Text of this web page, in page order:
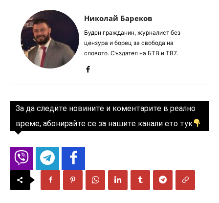
Николай Бареков
Буден гражданин, журналист без
цензура и борец за свобода на
словото. Създател на БТВ и ТВ7.
За да следите новините и коментарите в реално
време, абонирайте се за нашите канали ето тук